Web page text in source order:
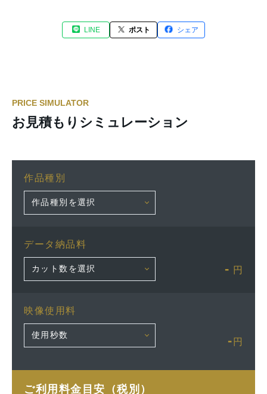
LINE ポスト シェア
PRICE SIMULATOR
お見積もりシミュレーション
作品種別
データ納品料
- 円
映像使用料
- 円
ご利用料金目安（税別）